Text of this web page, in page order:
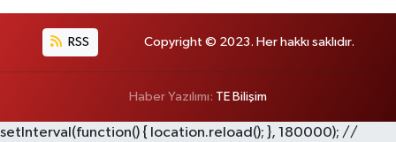
RSS Copyright © 2023. Her hakkı saklıdır.
Haber Yazılımı: TE Bilişim
setInterval(function() { location.reload(); }, 180000); //